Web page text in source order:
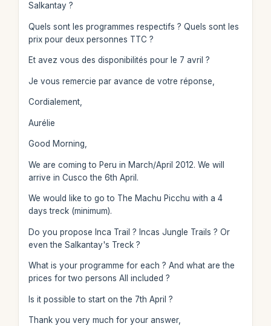
Salkantay ?
Quels sont les programmes respectifs ? Quels sont les
prix pour deux personnes TTC ?
Et avez vous des disponibilités pour le 7 avril ?
Je vous remercie par avance de votre réponse,
Cordialement,
Aurélie
Good Morning,
We are coming to Peru in March/April 2012. We will
arrive in Cusco the 6th April.
We would like to go to The Machu Picchu with a 4
days treck (minimum).
Do you propose Inca Trail ? Incas Jungle Trails ? Or
even the Salkantay's Treck ?
What is your programme for each ? And what are the
prices for two persons All included ?
Is it possible to start on the 7th April ?
Thank you very much for your answer,